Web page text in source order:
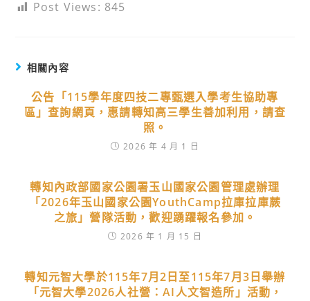
Post Views: 845
相關內容
公告「115學年度四技二專甄選入學考生協助專
區」查詢網頁，惠請轉知高三學生善加利用，請查
照。
2026 年 4 月 1 日
轉知內政部國家公園署玉山國家公園管理處辦理
「2026年玉山國家公園YouthCamp拉庫拉庫蕨
之旅」營隊活動，歡迎踴躍報名參加。
2026 年 1 月 15 日
轉知元智大學於115年7月2日至115年7月3日舉辦
「元智大學2026人社營：AI人文智造所」活動，